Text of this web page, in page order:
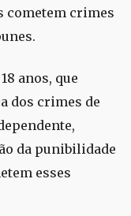
cometem crimes
anos, que
dos crimes de
da punibilidade
esses